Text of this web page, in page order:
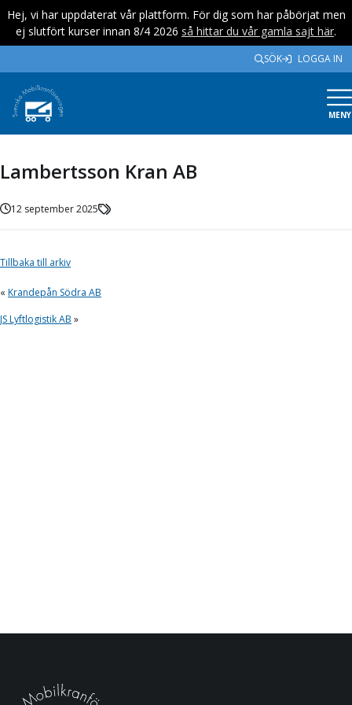
Hej, vi har uppdaterat vår plattform. För dig som har påbörjat men
ej slutfört kurser innan 8/4 2026 så hittar du vår gamla sajt här.
SÖK LOGGA IN
MENY
Lambertsson Kran AB
12 september 2025
Tillbaka till arkiv
« Krandepån Södra AB
JS Lyftlogistik AB »